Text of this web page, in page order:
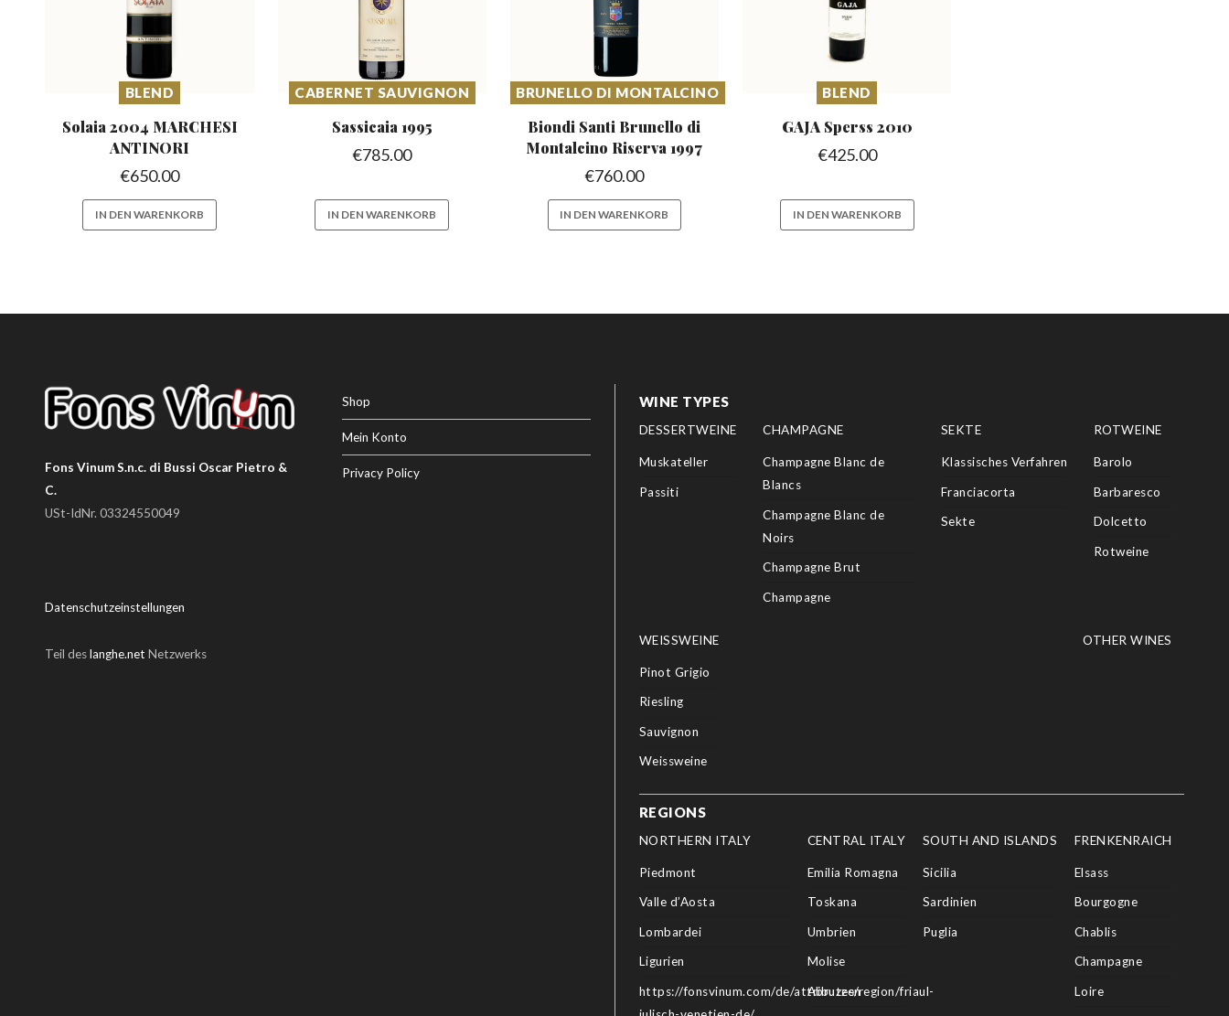
BLEND
Solaia 2004 MARCHESI
ANTINORI
€650.00
IN DEN WARENKORB
CABERNET SAUVIGNON
Sassicaia 1995
€785.00
IN DEN WARENKORB
BRUNELLO DI MONTALCINO
Biondi Santi Brunello di
Montalcino Riserva 1997
€760.00
IN DEN WARENKORB
BLEND
GAJA Sperss 2010
€425.00
IN DEN WARENKORB
Fons Vinum S.n.c. di Bussi Oscar Pietro &
C.
USt-IdNr. 03324550049
Datenschutzeinstellungen
Teil deslanghe.net Netzwerks
Shop
Mein Konto
Privacy Policy
WINE TYPES
DESSERTWEINE
Muskateller
Passiti
CHAMPAGNE
Champagne Blanc de
Blancs
Champagne Blanc de
Noirs
Champagne Brut
Champagne
SEKTE
Klassisches Verfahren
Franciacorta
Sekte
ROTWEINE
Barolo
Barbaresco
Dolcetto
Rotweine
WEISSWEINE
Pinot Grigio
Riesling
Sauvignon
Weissweine
OTHER WINES
REGIONS
NORTHERN ITALY
Piedmont
Valle d’Aosta
Lombardei
Ligurien
https://fonsvinum.com/de/attributes/region/friaul-
CENTRAL ITALY
Emilia Romagna
Toskana
Umbrien
Molise
Abruzzen
SOUTH AND ISLANDS
Sicilia
Sardinien
Puglia
FRENKENRAICH
Elsass
Bourgogne
Chablis
Champagne
Loire